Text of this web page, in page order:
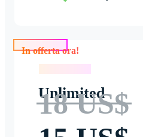
Unlimited
18 US$